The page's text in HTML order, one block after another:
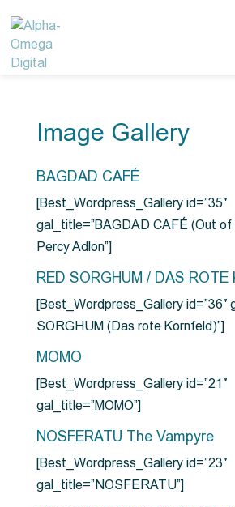
Image Gallery
BAGDAD CAFÉ
[Best_Wordpress_Gallery id=”35″
gal_title=”BAGDAD CAFÉ (Out of
Percy Adlon”]
RED SORGHUM / DAS ROTE
[Best_Wordpress_Gallery id=”36″
SORGHUM (Das rote Kornfeld)”]
MOMO
[Best_Wordpress_Gallery id=”21″
gal_title=”MOMO”]
NOSFERATU The Vampyre
[Best_Wordpress_Gallery id=”23″
gal_title=”NOSFERATU”]